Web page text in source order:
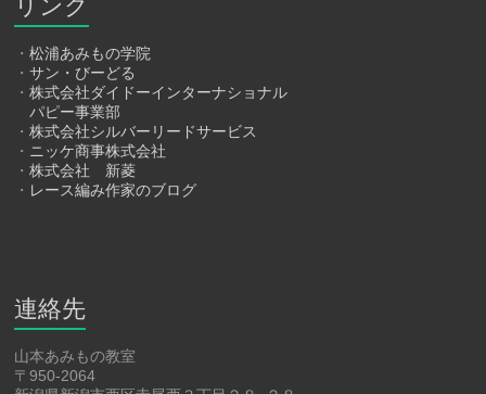
リンク
・松浦あみもの学院
・サン・びーどる
・株式会社ダイドーインターナショナル
パピー事業部
・株式会社シルバーリードサービス
・ ニッケ商事株式会社
・株式会社 新菱
・ レース編み作家のブログ
連絡先
山本あみもの教室
〒950-2064